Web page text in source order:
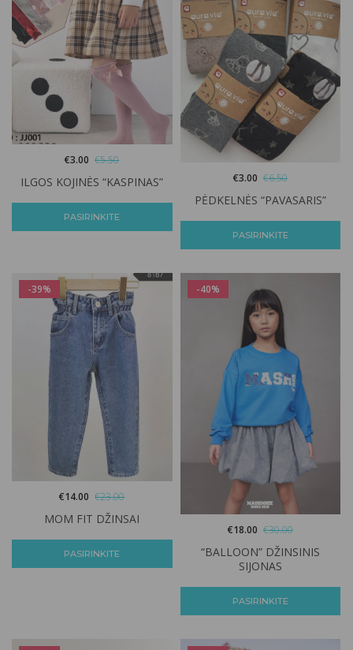
ILGOS KOJINĖS “KASPINAS”
€3.00 €5.50
PASIRINKITE
PĖDKELNĖS “PAVASARIS”
€3.00 €6.50
PASIRINKITE
-39%
MOM FIT DŽINSAI
€14.00 €23.00
PASIRINKITE
-40%
“BALLOON” DŽINSINIS
SIJONAS
€18.00 €30.00
PASIRINKITE